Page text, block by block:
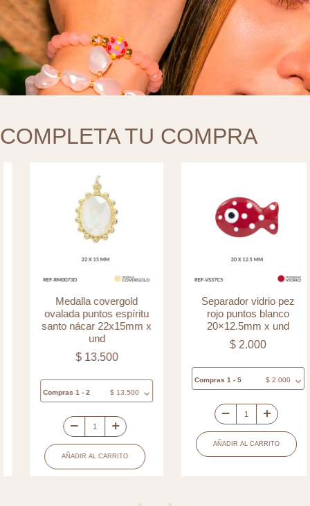
COMPLETA TU COMPRA
Medalla covergold
ovalada puntos espíritu
santo nácar 22x15mm x
13.500
Compras 1 - 2 13.500
Medalla
covergold
ovalada
AÑADIR AL CARRITO
Separador vidrio pez
rojo puntos blanco
20×12.5mm x und
2.000
Compras 1 - 5 2.000
Separador
vidrio
pez
AÑADIR AL CARRITO